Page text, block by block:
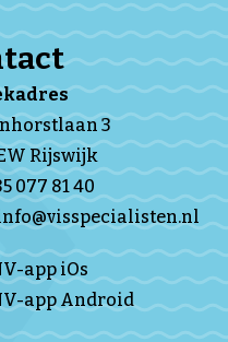
3
Rijswijk
077 81 40
app iOs
app Android